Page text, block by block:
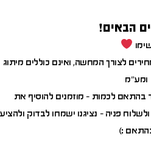
מחבת גריל דו צדדית מתהפכת עם
יציקה DIE CASTTSAC
עם ציפוי NONSTICK מבית ILAG המונע את הידבקות המזון
ומפחית את שימוש הכמות בשמן
הבאים!
לצורך המחשה, ואינם כוללים מיתוג
ומע"מ
בהתאם לכמות – מוזמנים להוסיף את
פניה – נציגנו ישמחו לבדוק ולהציע
:)